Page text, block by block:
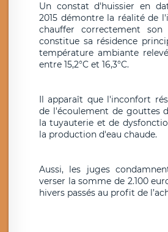
Un constat d'huissier en
2015 démontre la réalité de
chauffer correctement son
constitue sa résidence
température ambiante
entre 15,2°C et 16,3°C.
Il apparaît que l'inconfort
de l'écoulement de gouttes
la tuyauterie et de
la production d'eau chaude.
Aussi, les juges
verser la somme de 2.100
hivers passés au profit de